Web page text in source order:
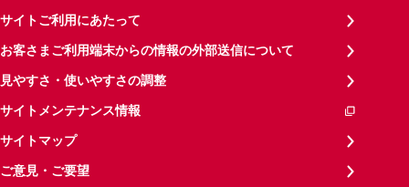
サイトご利用にあたって
お客さまご利用端末からの情報の外部送信について
見やすさ・使いやすさの調整
サイトメンテナンス情報
サイトマップ
ご意見・ご要望